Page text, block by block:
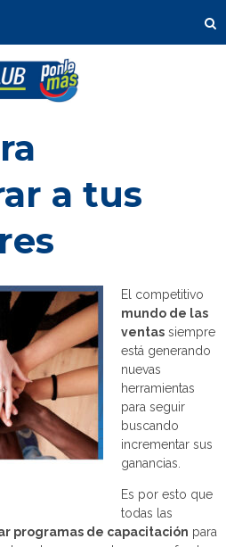
a tus
El competitivo
mundo de las
ventas siempre
está generando
nuevas
herramientas
para seguir
buscando
incrementar sus
ganancias.
Es por esto que
todas las
programas de capacitación para